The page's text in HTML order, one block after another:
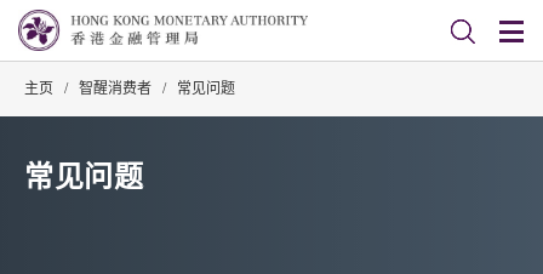
主页 / 智醒消费者 / 常见问题
常见问题